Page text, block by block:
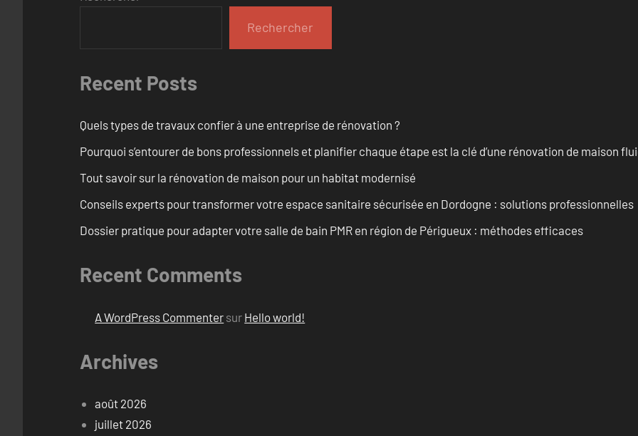
Rechercher
Recent Posts
Quels types de travaux confier à une entreprise de rénovation ?
Pourquoi s’entourer de bons professionnels et planifier chaque étape est la clé d’une rénovation de maison
Tout savoir sur la rénovation de maison pour un habitat modernisé
Conseils experts pour transformer votre espace sanitaire sécurisée en Dordogne : solutions professionnelles
Dossier pratique pour adapter votre salle de bain PMR en région de Périgueux : méthodes efficaces
Recent Comments
A WordPress Commenter sur Hello world!
Archives
août 2026
juillet 2026